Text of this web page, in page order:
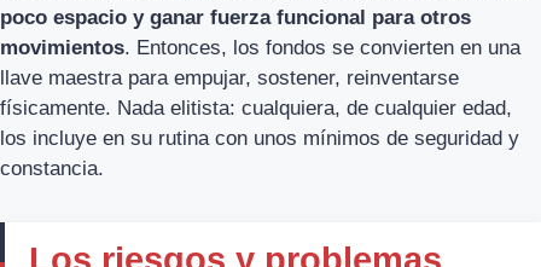
poco espacio y ganar fuerza funcional para otros
movimientos. Entonces, los fondos se convierten en una
llave maestra para empujar, sostener, reinventarse
físicamente. Nada elitista: cualquiera, de cualquier edad,
los incluye en su rutina con unos mínimos de seguridad y
constancia.
Los riesgos y problemas